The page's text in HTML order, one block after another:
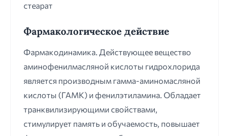
стеарат
Фармакологическое действие
Фармакодинамика. Действующее вещество
аминофенилмасляной кислоты гидрохлорида
является производным гамма-аминомасляной
кислоты (ГАМК) и фенилэтиламина. Обладает
транквилизирующими свойствами,
стимулирует память и обучаемость, повышает